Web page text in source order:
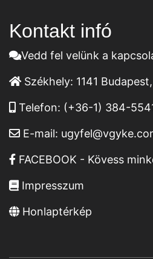
Kontakt infó
Vedd fel velünk a
Székhely: 1141
Telefon: (+36-1) 384-
E-mail:
FACEBOOK - Kövess
Impresszum
Honlaptérkép